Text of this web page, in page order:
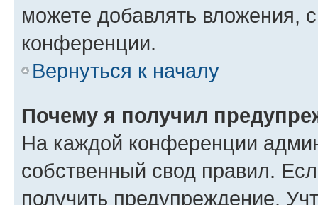
можете добавлять вложения,
конференции.
Вернуться к началу
Почему я получил
На каждой конференции
собственный свод правил.
получить предупреждение.